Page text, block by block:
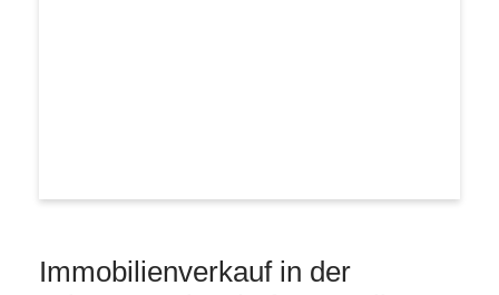
Immobilienverkauf in der